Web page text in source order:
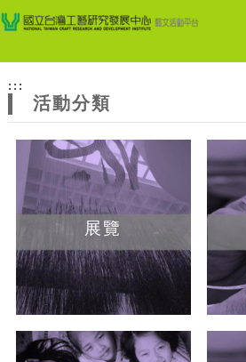
網
站
主
題
跳到主要內容
網站導覽
:::
活動分類
展覽